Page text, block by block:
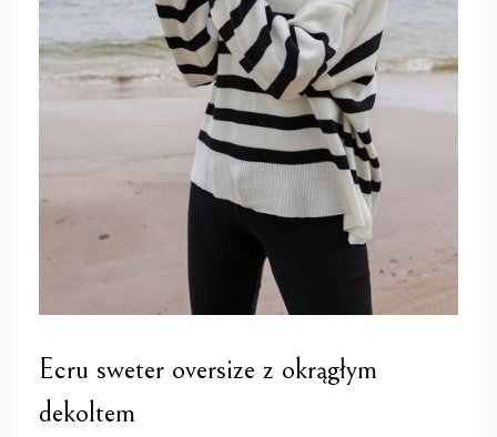
Ecru sweter oversize z okrągłym
dekoltem